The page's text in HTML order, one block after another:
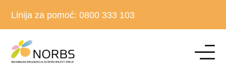
Linija za pomoć: 0800 333 103